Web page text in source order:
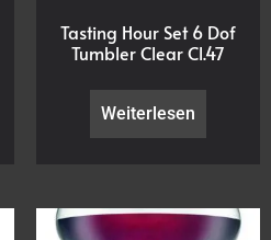
Tasting Hour Set 6 Dof
Tumbler Clear Cl.47
Weiterlesen